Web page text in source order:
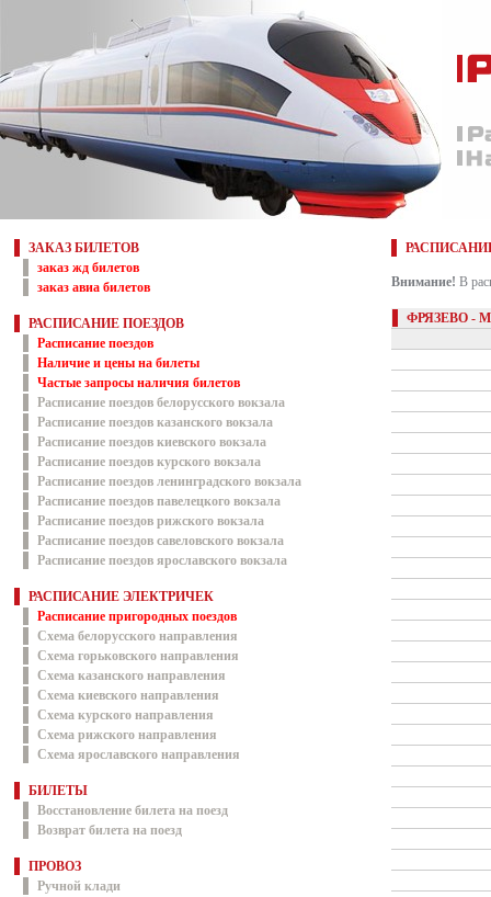
ЗАКАЗ БИЛЕТОВ
заказ жд билетов
заказ авиа билетов
РАСПИСАНИЕ ПОЕЗДОВ
Расписание поездов
Наличие и цены на билеты
Частые запросы наличия билетов
Расписание поездов белорусского вокзала
Расписание поездов казанского вокзала
Расписание поездов киевского вокзала
Расписание поездов курского вокзала
Расписание поездов ленинградского вокзала
Расписание поездов павелецкого вокзала
Расписание поездов рижского вокзала
Расписание поездов савеловского вокзала
Расписание поездов ярославского вокзала
РАСПИСАНИЕ ЭЛЕКТРИЧЕК
Расписание пригородных поездов
Схема белорусского направления
Схема горьковского направления
Схема казанского направления
Схема киевского направления
Схема курского направления
Схема рижского направления
Схема ярославского направления
БИЛЕТЫ
Восстановление билета на поезд
Возврат билета на поезд
ПРОВОЗ
Ручной клади
Внимание! В
ФРЯЗЕВО -